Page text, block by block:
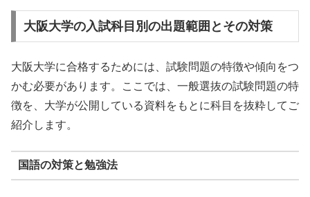
大阪大学の入試科目別の出題範囲とその対策
大阪大学に合格するためには、試験問題の特徴や傾向をつ
かむ必要があります。ここでは、一般選抜の試験問題の特
徴を、大学が公開している資料をもとに科目を抜粋してご
紹介します。
国語の対策と勉強法